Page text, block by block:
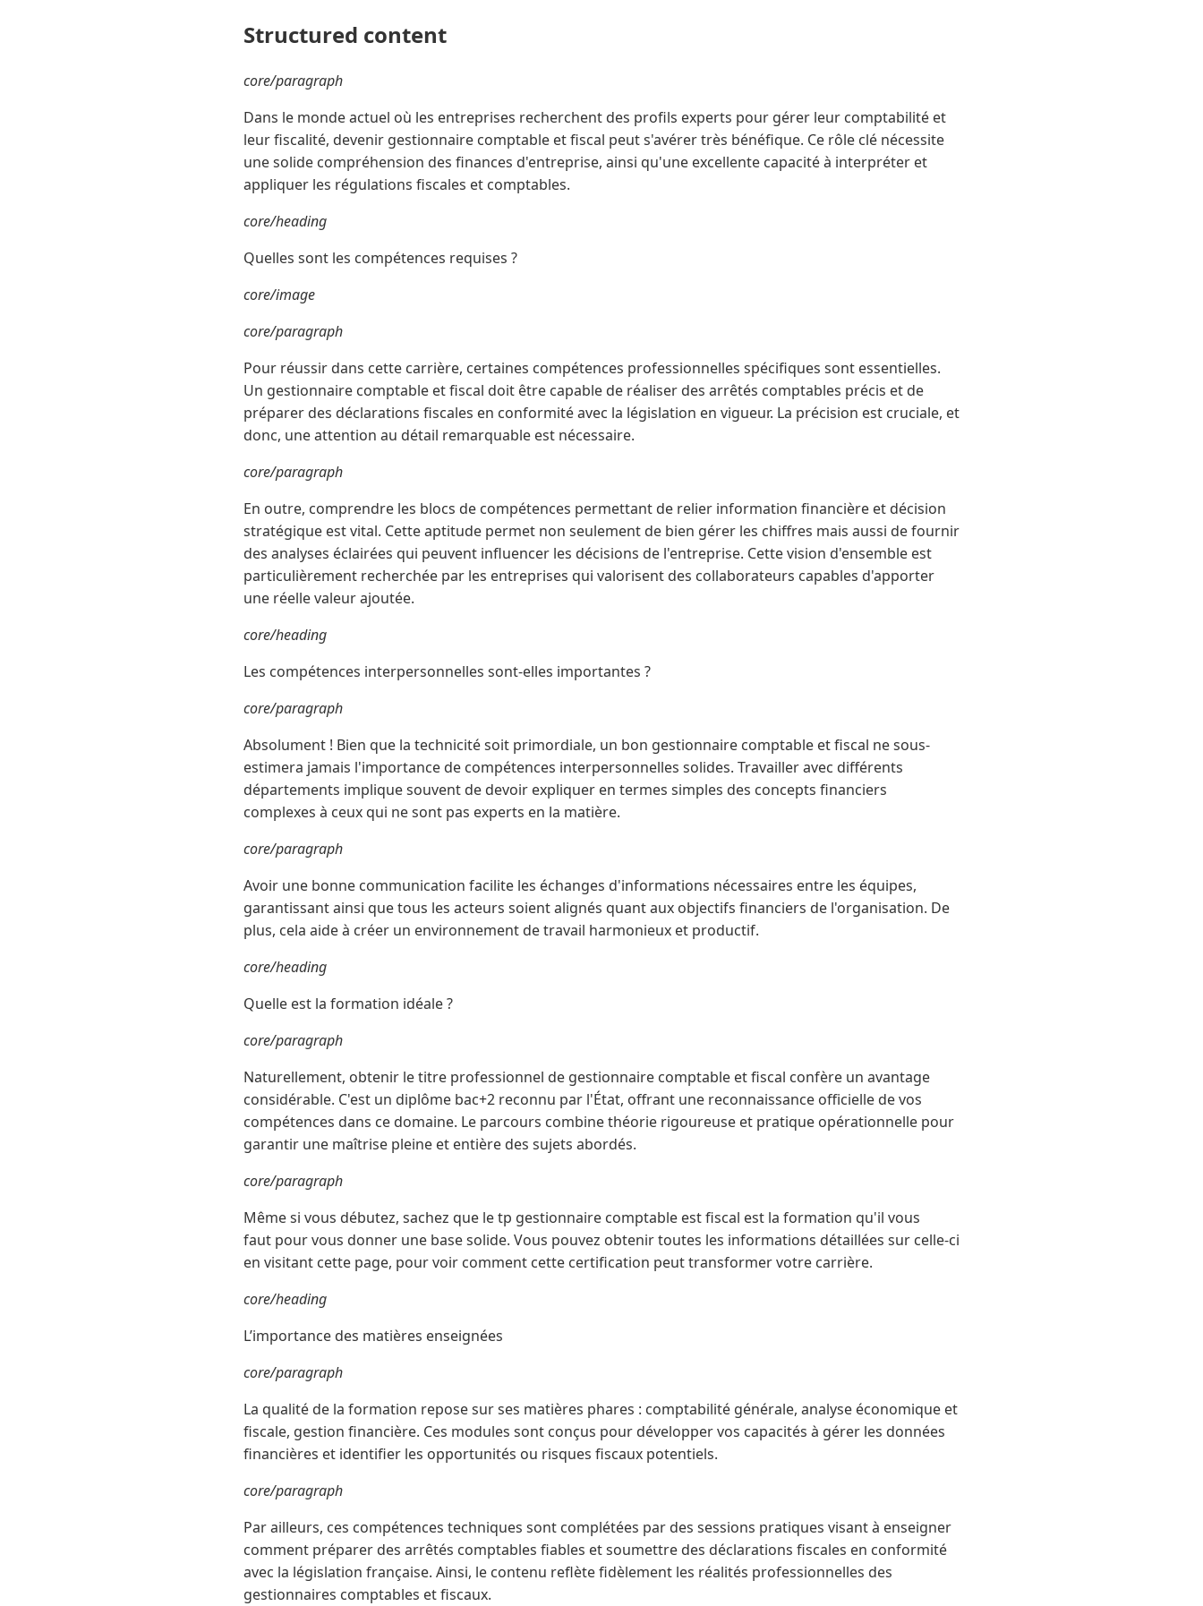
Structured content
core/paragraph
Dans le monde actuel où les entreprises recherchent des profils experts pour gérer leur comptabilité et
leur fiscalité, devenir gestionnaire comptable et fiscal peut s'avérer très bénéfique. Ce rôle clé nécessite
une solide compréhension des finances d'entreprise, ainsi qu'une excellente capacité à interpréter et
appliquer les régulations fiscales et comptables.
core/heading
Quelles sont les compétences requises ?
core/image
core/paragraph
Pour réussir dans cette carrière, certaines compétences professionnelles spécifiques sont essentielles.
Un gestionnaire comptable et fiscal doit être capable de réaliser des arrêtés comptables précis et de
préparer des déclarations fiscales en conformité avec la législation en vigueur. La précision est cruciale, et
donc, une attention au détail remarquable est nécessaire.
core/paragraph
En outre, comprendre les blocs de compétences permettant de relier information financière et décision
stratégique est vital. Cette aptitude permet non seulement de bien gérer les chiffres mais aussi de fournir
des analyses éclairées qui peuvent influencer les décisions de l'entreprise. Cette vision d'ensemble est
particulièrement recherchée par les entreprises qui valorisent des collaborateurs capables d'apporter
une réelle valeur ajoutée.
core/heading
Les compétences interpersonnelles sont-elles importantes ?
core/paragraph
Absolument ! Bien que la technicité soit primordiale, un bon gestionnaire comptable et fiscal ne sous-
estimera jamais l'importance de compétences interpersonnelles solides. Travailler avec différents
départements implique souvent de devoir expliquer en termes simples des concepts financiers
complexes à ceux qui ne sont pas experts en la matière.
core/paragraph
Avoir une bonne communication facilite les échanges d'informations nécessaires entre les équipes,
garantissant ainsi que tous les acteurs soient alignés quant aux objectifs financiers de l'organisation. De
plus, cela aide à créer un environnement de travail harmonieux et productif.
core/heading
Quelle est la formation idéale ?
core/paragraph
Naturellement, obtenir le titre professionnel de gestionnaire comptable et fiscal confère un avantage
considérable. C'est un diplôme bac+2 reconnu par l'État, offrant une reconnaissance officielle de vos
compétences dans ce domaine. Le parcours combine théorie rigoureuse et pratique opérationnelle pour
garantir une maîtrise pleine et entière des sujets abordés.
core/paragraph
Même si vous débutez, sachez que le tp gestionnaire comptable est fiscal est la formation qu'il vous
faut pour vous donner une base solide. Vous pouvez obtenir toutes les informations détaillées sur celle-ci
en visitant cette page, pour voir comment cette certification peut transformer votre carrière.
core/heading
L’importance des matières enseignées
core/paragraph
La qualité de la formation repose sur ses matières phares : comptabilité générale, analyse économique et
fiscale, gestion financière. Ces modules sont conçus pour développer vos capacités à gérer les données
financières et identifier les opportunités ou risques fiscaux potentiels.
core/paragraph
Par ailleurs, ces compétences techniques sont complétées par des sessions pratiques visant à enseigner
comment préparer des arrêtés comptables fiables et soumettre des déclarations fiscales en conformité
avec la législation française. Ainsi, le contenu reflète fidèlement les réalités professionnelles des
gestionnaires comptables et fiscaux.